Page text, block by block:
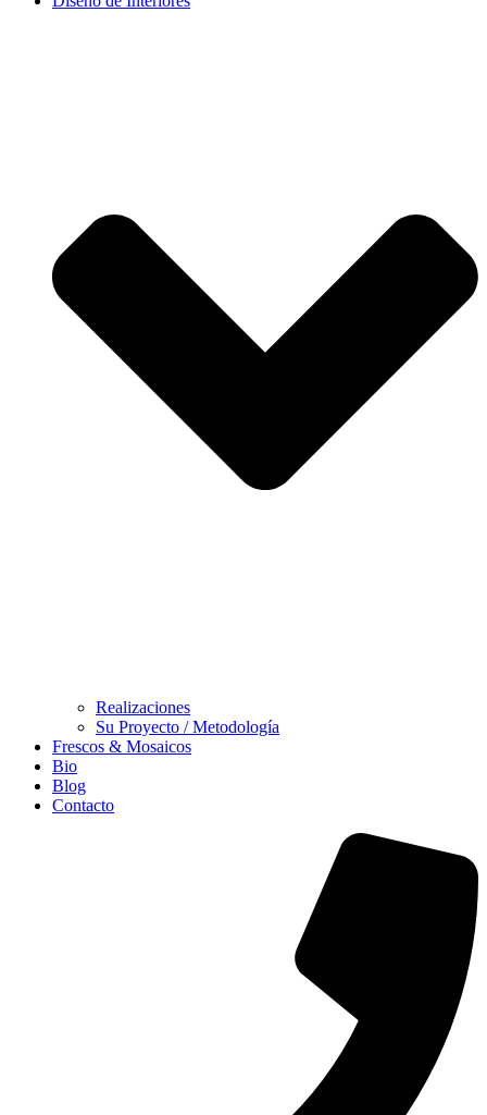
Realizaciones
Su Proyecto / Metodología
Frescos & Mosaicos
Bio
Blog
Contacto